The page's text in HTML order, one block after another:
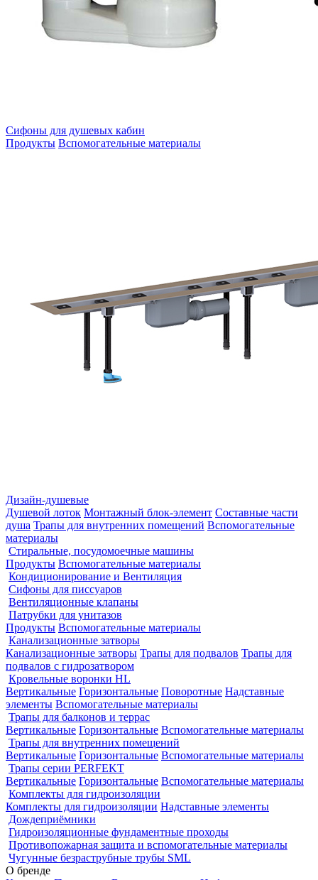
Сифоны для душевых кабин
Продукты Вспомогательные материалы
Дизайн-душевые
Душевой лоток Монтажный блок-элемент Составные части
душа Трапы для внутренних помещений Вспомогательные
материалы
Стиральные, посудомоечные машины
Продукты Вспомогательные материалы
Кондиционирование и Вентиляция
Сифоны для писсуаров
Вентиляционные клапаны
Патрубки для унитазов
Продукты Вспомогательные материалы
Канализационные затворы
Канализационные затворы Трапы для подвалов Трапы для
подвалов с гидрозатвором
Кровельные воронки HL
Вертикальные Горизонтальные Поворотные Надставные
элементы Вспомогательные материалы
Трапы для балконов и террас
Вертикальные Горизонтальные Вспомогательные материалы
Трапы для внутренних помещений
Вертикальные Горизонтальные Вспомогательные материалы
Трапы серии PERFEKT
Вертикальные Горизонтальные Вспомогательные материалы
Комплекты для гидроизоляции
Комплекты для гидроизоляции Надставные элементы
Дождеприёмники
Гидроизоляционные фундаментные проходы
Противопожарная защита и вспомогательные материалы
Чугунные безраструбные трубы SML
О бренде